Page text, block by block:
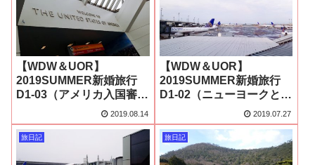
【WDW＆UOR】
2019SUMMER新婚旅行
D1-03（アメリカ入国審査
2019.08.14
【WDW＆UOR】
2019SUMMER新婚旅行
D1-02（ニューヨークとニ
ューアークってね…編）
2019.07.27
旅日記 旅日記